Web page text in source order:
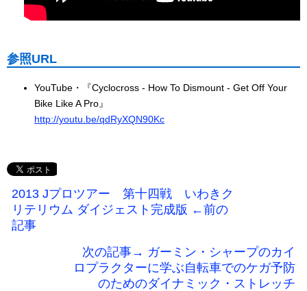
参照URL
YouTube・『Cyclocross - How To Dismount - Get Off Your
Bike Like A Pro』
http://youtu.be/qdRyXQN90Kc
2013 Jプロツアー 第十四戦 いわきク
リテリウム ダイジェスト完成版 ←前の
記事
次の記事→ ガーミン・シャープのカイ
ロプラクターに学ぶ自転車でのケガ予防
のためのダイナミック・ストレッチ